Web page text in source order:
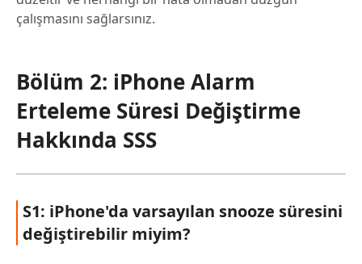
çalışmasını sağlarsınız.
Bölüm 2: iPhone Alarm
Erteleme Süresi Değiştirme
Hakkında SSS
S1: iPhone'da varsayılan snooze süresini
değiştirebilir miyim?